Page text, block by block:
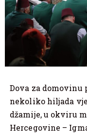
Dova za domovinu
nekoliko hiljada
džamije, u okviru
Hercegovine –